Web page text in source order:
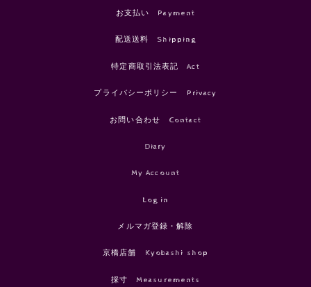
お支払い Payment
配送送料 Shipping
特定商取引法表記 Act
プライバシーポリシー Privacy
お問い合わせ Contact
Diary
My Account
Log in
メルマガ登録・解除
京橋店舗 Kyobashi shop
採寸 Measurements